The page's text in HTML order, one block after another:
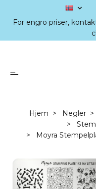
For engro priser,
Hjem Negler
Moyra